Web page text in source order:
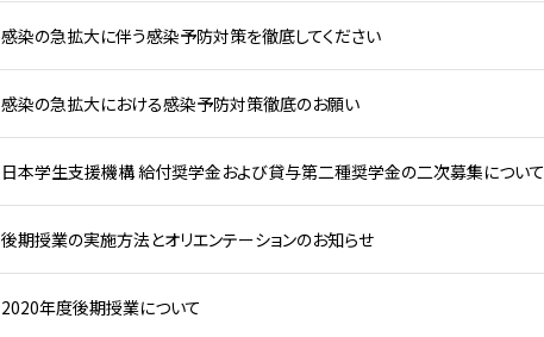
感染の急拡大に伴う感染予防対策を徹底してください
感染の急拡大における感染予防対策徹底のお願い
日本学生支援機構 給付奨学金および貸与第二種奨学金の二次募集について
後期授業の実施方法とオリエンテーションのお知らせ
2020年度後期授業について